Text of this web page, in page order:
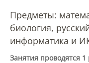
Образовательные
требования
Предметы:
биология,
информатика и
Занятия проводятся